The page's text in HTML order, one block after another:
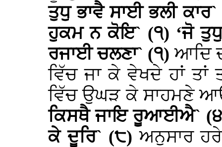
ਤੁਧੁ ਭਾਵੈ ਸਾਈ ਭਲੀ
ਹੁਕਮ ਨ ਕੋਇ` (੧) ‘ਜੋ
ਰਜਾਈ ਚਲਣਾ` (੧)ਆਦਿ
ਵਿੱਚ ਜਾ ਕੇ ਵੇਖਦੇ ਹਾਂ ਤਾਂ
ਵਿੱਚ ਉਘੜ ਕੇ ਸਾਹਮਣੇ
ਕਿਸਥੈ ਜਾਇ ਰੂਆਈਐ`
ਕੇ ਦੂਰਿ` (੮)ਅਨੁਸਾਰ